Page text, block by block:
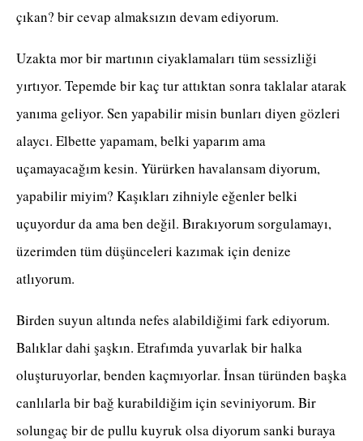
çıkan? bir cevap almaksızın devam ediyorum.
Uzakta mor bir martının ciyaklamaları tüm sessizliği
yırtıyor. Tepemde bir kaç tur attıktan sonra taklalar atarak
yanıma geliyor. Sen yapabilir misin bunları diyen gözleri
alaycı. Elbette yapamam, belki yaparım ama
uçamayacağım kesin. Yürürken havalansam diyorum,
yapabilir miyim? Kaşıkları zihniyle eğenler belki
uçuyordur da ama ben değil. Bırakıyorum sorgulamayı,
üzerimden tüm düşünceleri kazımak için denize
atlıyorum.
Birden suyun altında nefes alabildiğimi fark ediyorum.
Balıklar dahi şaşkın. Etrafımda yuvarlak bir halka
oluşturuyorlar, benden kaçmıyorlar. İnsan türünden başka
canlılarla bir bağ kurabildiğim için seviniyorum. Bir
solungaç bir de pullu kuyruk olsa diyorum sanki buraya